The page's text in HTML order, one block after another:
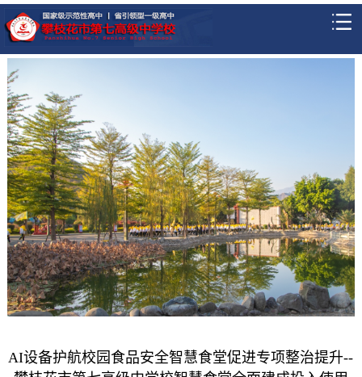
AI设备护航校园食品安全智慧食堂促进专项整治提升--